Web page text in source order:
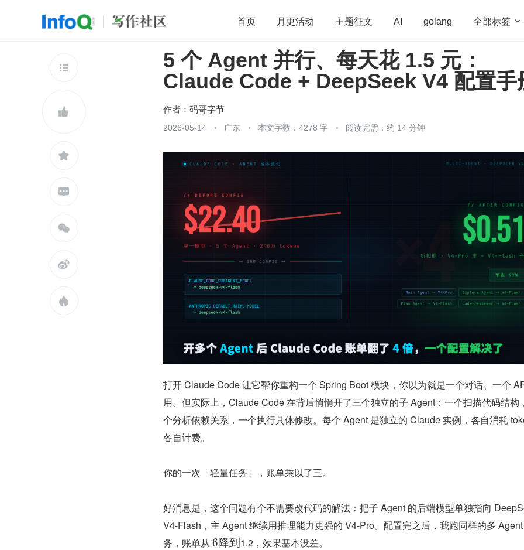
首页 月更活动 主题征文 AI golang 全部标签 
开源 架构 OpenHarmony 算法 学习方法 Web3.0
团队管理 程序员 深度思考 低代码 redis
查看更多







5 个 Agent 并行、每天花 1.5 元：
Claude Code + DeepSeek V4 配置手
作者： 码哥字节
2026-05-14 广东 本文字数：4278 字 阅读完需：约 14 分钟
打开 Claude Code 让它帮你重构一个 Spring Boot 模块，你以为就是一个对话、一个
用。但实际上，Claude Code 在背后悄悄开了三个独立的子 Agent：一个扫描代码结构
个分析依赖关系，一个执行具体修改。每个 Agent 是独立的 Claude 实例，各自消耗
各自计费。
你的一次「轻量任务」，账单乘以了三。
好消息是，这个问题有个不需要改代码的解法：把子 Agent 的后端模型单独指向
V4-Flash，主 Agent 继续用推理能力更强的 V4-Pro。配置完之后，我跑同样的多
务，账单从 6降到 1.2，效果基本没差。